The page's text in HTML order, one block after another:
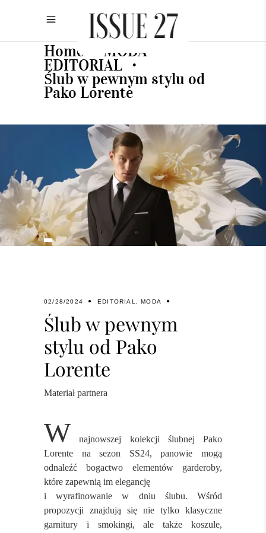
Home MODA
EDITORIAL •
Ślub w pewnym stylu od
Pako Lorente
02/28/2024 EDITORIAL,MODA
Ślub w pewnym
stylu od Pako
Lorente
Materiał partnera
W najnowszej kolekcji ślubnej Pako
Lorente na sezon SS24, panowie mogą
odnaleźć bogactwo elementów garderoby,
które zapewnią im elegancję
i wyrafinowanie w dniu ślubu. Wśród
propozycji znajdują się nie tylko klasyczne
garnitury i smokingi, ale także koszule,